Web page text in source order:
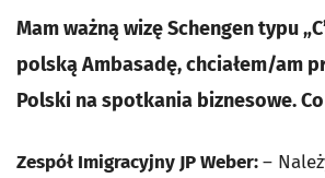
Mam ważną wizę Schengen typu
polską Ambasadę, chciałem/am
Polski na spotkania biznesowe.
Zespół Imigracyjny JP Weber:–